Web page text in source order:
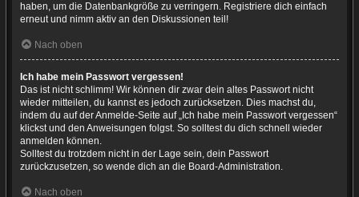
haben, um die Datenbankgröße zu verringern. Registriere dich einfach
erneut und nimm aktiv an den Diskussionen teil!
Nach oben
Ich habe mein Passwort vergessen!
Das ist nicht schlimm! Wir können dir zwar dein altes Passwort nicht
wieder mitteilen, du kannst es jedoch zurücksetzen. Dies machst du,
indem du auf der Anmelde-Seite auf „Ich habe mein Passwort vergessen“
klickst und den Anweisungen folgst. So solltest du dich schnell wieder
anmelden können.
Solltest du trotzdem nicht in der Lage sein, dein Passwort
zurückzusetzen, so wende dich an die Board-Administration.
Nach oben